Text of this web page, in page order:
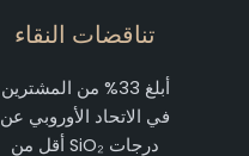
تناقضات النقاء
أبلغ 33% من المشترين
في الاتحاد الأوروبي عن
درجات SiO₂ أقل من